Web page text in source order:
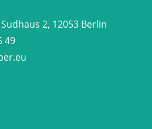
2, 12053 Berlin
49